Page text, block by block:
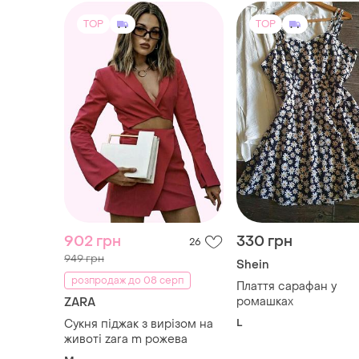
TOP
902 грн 26
949 грн
розпродаж до 08 серп
ZARA
Сукня піджак з вирізом на
животі zara m рожева
TOP
330 грн
Shein
Плаття сарафан у
ромашках
L